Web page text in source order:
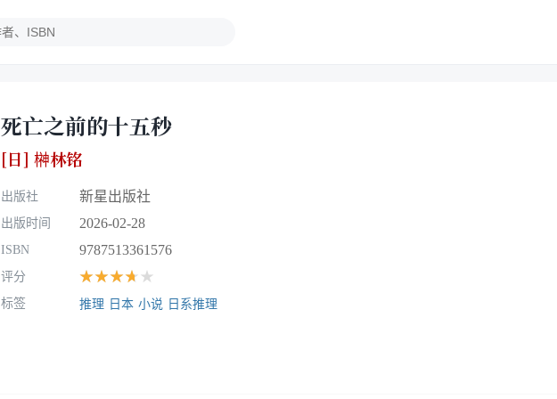
死亡之前的十五秒
[日] 榊林铭
出版社 新星出版社
出版时间 2026-02-28
ISBN 9787513361576
评分 ★★★★★
标签 推理 日本 小说 日系推理